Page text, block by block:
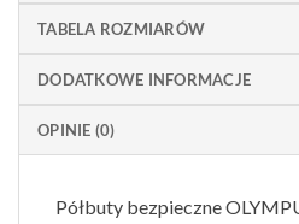
TABELA ROZMIARÓW
DODATKOWE INFORMACJE
OPINIE (0)
Półbuty bezpieczne